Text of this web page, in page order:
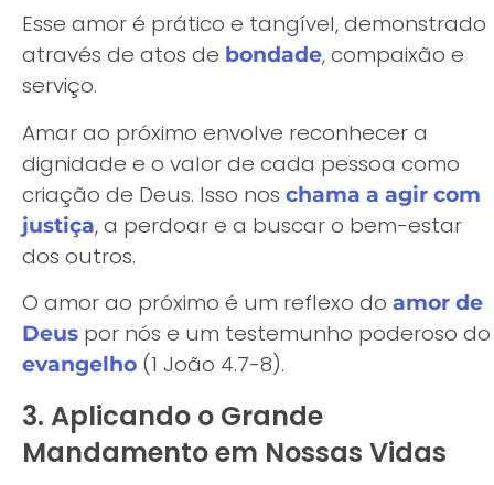
Esse amor é prático e tangível, demonstrado
através de atos de bondade, compaixão e
serviço.
Amar ao próximo envolve reconhecer a
dignidade e o valor de cada pessoa como
criação de Deus. Isso nos chama a agir com
justiça, a perdoar e a buscar o bem-estar
dos outros.
O amor ao próximo é um reflexo do amor de
Deus por nós e um testemunho poderoso do
evangelho (1 João 4.7-8).
3. Aplicando o Grande
Mandamento em Nossas Vidas